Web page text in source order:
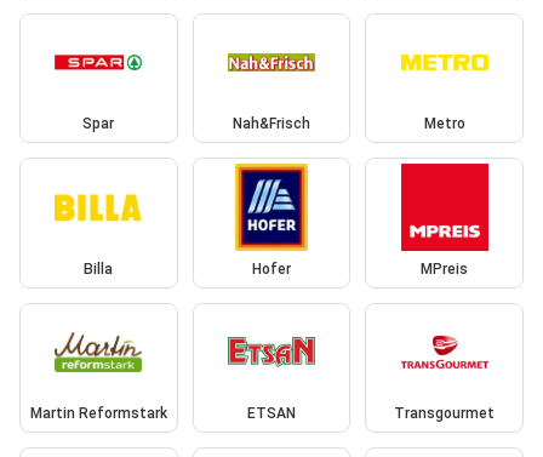
Spar Nah&Frisch Metro
Billa Hofer MPreis
Martin Reformstark ETSAN Transgourmet